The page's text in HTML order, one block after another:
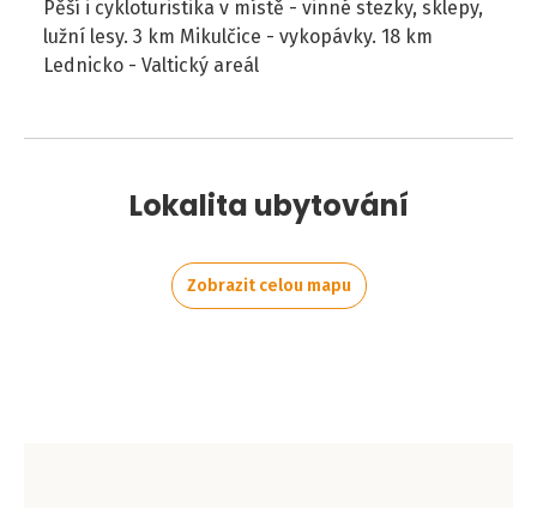
Pěší i cykloturistika v místě - vinné stezky, sklepy,
lužní lesy. 3 km Mikulčice - vykopávky. 18 km
Lednicko - Valtický areál
Lokalita ubytování
Zobrazit celou mapu